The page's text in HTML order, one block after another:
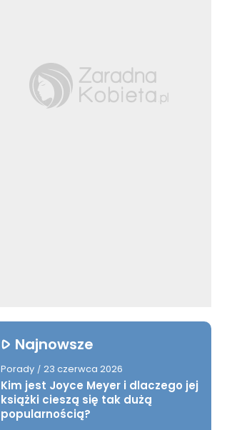
Najnowsze
Porady / 23 czerwca 2026
Kim jest Joyce Meyer i dlaczego jej
książki cieszą się tak dużą
popularnością?